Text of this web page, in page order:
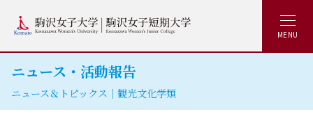
MENU
ニュース・活動報告
ニュース＆トピックス｜観光文化学類